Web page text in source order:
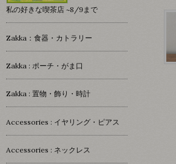
私の好きな喫茶店 ~8/9まで
Zakka：食器・カトラリー
Zakka : ポーチ・がま口
Zakka : 置物・飾り・時計
Accessories : イヤリング・ピアス
Accessories : ネックレス